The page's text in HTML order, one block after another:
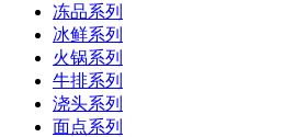
冻品系列
冰鲜系列
火锅系列
牛排系列
浇头系列
面点系列